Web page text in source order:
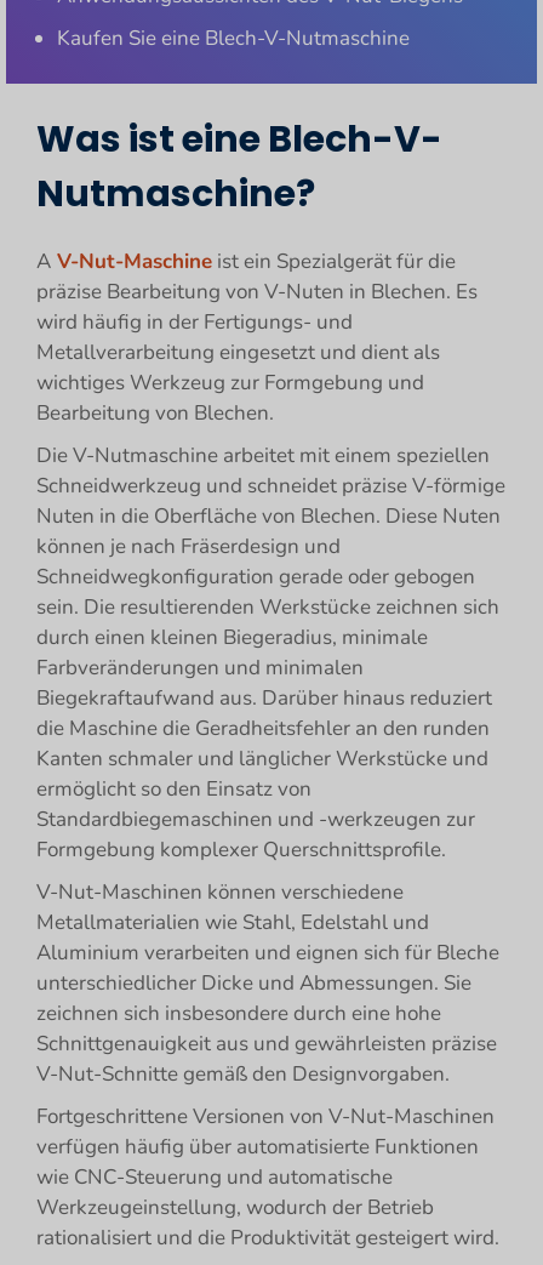
Kaufen Sie eine Blech-V-Nutmaschine
Was ist eine Blech-V-
Nutmaschine?
A V-Nut-Maschine ist ein Spezialgerät für die
präzise Bearbeitung von V-Nuten in Blechen. Es
wird häufig in der Fertigungs- und
Metallverarbeitung eingesetzt und dient als
wichtiges Werkzeug zur Formgebung und
Bearbeitung von Blechen.
Die V-Nutmaschine arbeitet mit einem speziellen
Schneidwerkzeug und schneidet präzise V-förmige
Nuten in die Oberfläche von Blechen. Diese Nuten
können je nach Fräserdesign und
Schneidwegkonfiguration gerade oder gebogen
sein. Die resultierenden Werkstücke zeichnen sich
durch einen kleinen Biegeradius, minimale
Farbveränderungen und minimalen
Biegekraftaufwand aus. Darüber hinaus reduziert
die Maschine die Geradheitsfehler an den runden
Kanten schmaler und länglicher Werkstücke und
ermöglicht so den Einsatz von
Standardbiegemaschinen und -werkzeugen zur
Formgebung komplexer Querschnittsprofile.
V-Nut-Maschinen können verschiedene
Metallmaterialien wie Stahl, Edelstahl und
Aluminium verarbeiten und eignen sich für Bleche
unterschiedlicher Dicke und Abmessungen. Sie
zeichnen sich insbesondere durch eine hohe
Schnittgenauigkeit aus und gewährleisten präzise
V-Nut-Schnitte gemäß den Designvorgaben.
Fortgeschrittene Versionen von V-Nut-Maschinen
verfügen häufig über automatisierte Funktionen
wie CNC-Steuerung und automatische
Werkzeugeinstellung, wodurch der Betrieb
rationalisiert und die Produktivität gesteigert wird.